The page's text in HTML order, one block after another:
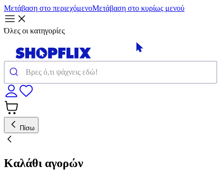
Μετάβαση στο περιεχόμενοΜετάβαση στο κυρίως μενού
Όλες οι κατηγορίες
Πίσω
Καλάθι αγορών